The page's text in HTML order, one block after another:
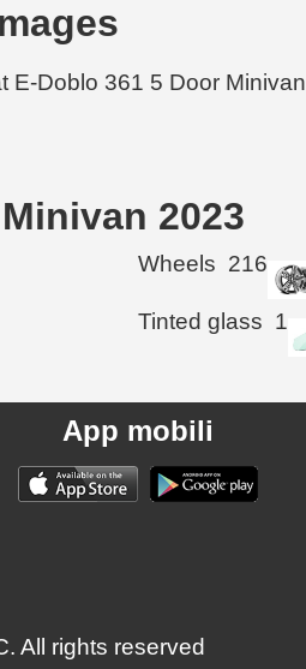
2023
Wheels 216
Tinted glass 1
App mobili
All rights reserved